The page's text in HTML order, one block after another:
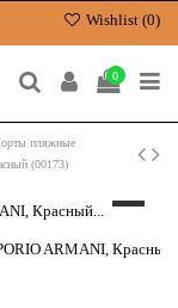
Wishlist (0)
0
пляжные
(00173)